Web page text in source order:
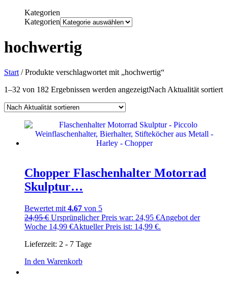
Kategorien
Kategorien
hochwertig
Start / Produkte verschlagwortet mit „hochwertig“
1–32 von 182 Ergebnissen werden angezeigtNach Aktualität sortiert
Chopper Flaschenhalter Motorrad
Skulptur…
Bewertet mit 4.67 von 5
24,95€ Ursprünglicher Preis war: 24,95 €Angebot der
Woche 14,99 €Aktueller Preis ist: 14,99 €.
Lieferzeit: 2 - 7 Tage
In den Warenkorb